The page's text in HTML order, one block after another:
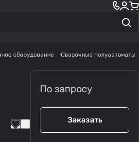
оборудование Сварочные полуавтоматы
По запросу
Заказать